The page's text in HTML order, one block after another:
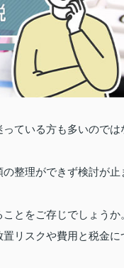
ている方も多いのでは
整理ができず検討が止
とをご存じでしょうか
リスクや費用と税金に